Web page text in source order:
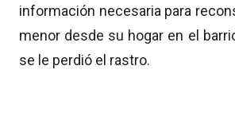
información necesaria para
menor desde su hogar en el
se le perdió el rastro.